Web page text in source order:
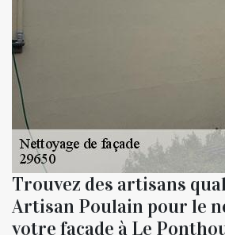
Trouvez des artisans
Artisan Poulain pour le
votre façade à Le